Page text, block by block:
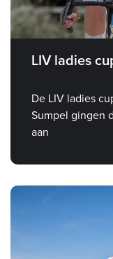
LIV ladies
De LIV ladies
Sumpel gingen
aan